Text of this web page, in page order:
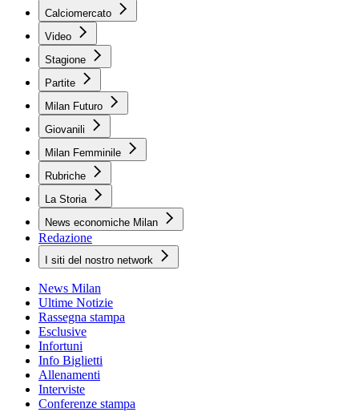
Calciomercato
Video
Stagione
Partite
Milan Futuro
Giovanili
Milan Femminile
Rubriche
La Storia
News economiche Milan
Redazione
I siti del nostro network
News Milan
Ultime Notizie
Rassegna stampa
Esclusive
Infortuni
Info Biglietti
Allenamenti
Interviste
Conferenze stampa